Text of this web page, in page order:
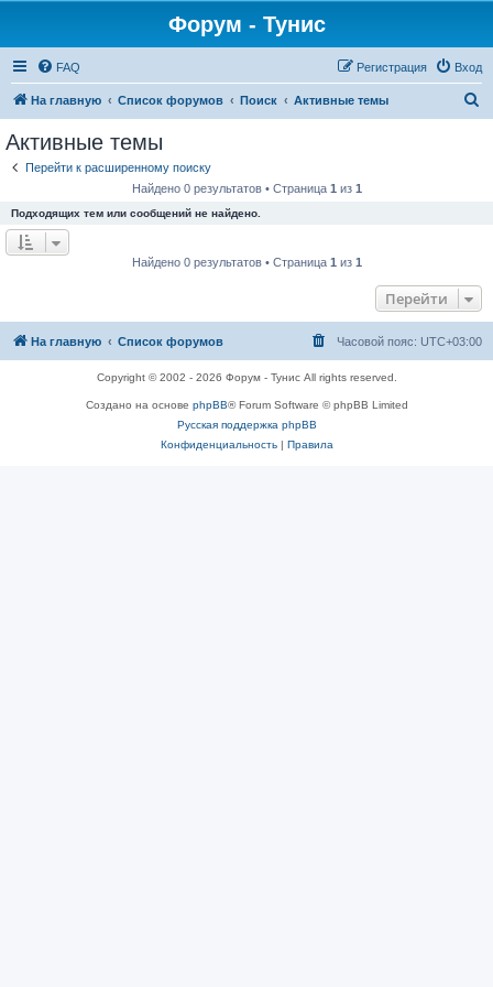
Форум - Тунис
FAQ Вход
Регистрация
На главную Список форумов Поиск Активные темы
Активные темы
Перейти к расширенному поиску
Найдено 0 результатов • Страница 1 из 1
Подходящих тем или сообщений не найдено.
Найдено 0 результатов • Страница 1 из 1
Перейти
На главную Список форумов Часовой пояс: UTC+03:00
Copyright © 2002 - 2026 Форум - Тунис All rights reserved.
Создано на основе phpBB® Forum Software © phpBB Limited
Русская поддержка phpBB
Конфиденциальность| Правила